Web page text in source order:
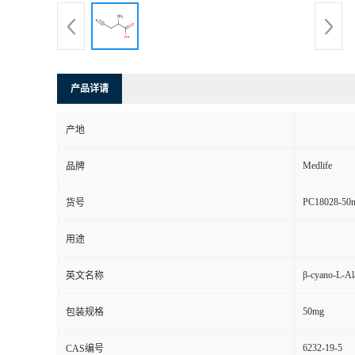
产品详请
产地
品牌 Medlife
货号 PC18028-
用途
英文名称 β-cyano-L-
包装规格 50mg
CAS编号 6232-19-5